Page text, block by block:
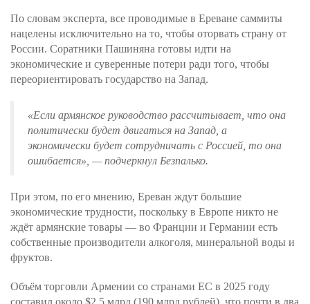
По словам эксперта, все проводимые в Ереване саммиты
нацелены исключительно на то, чтобы оторвать страну от
России. Соратники Пашиняна готовы идти на
экономические и суверенные потери ради того, чтобы
переориентировать государство на Запад.
«Если армянское руководство рассчитывает, что она
политически будет двигаться на Запад, а
экономически будет сотрудничать с Россией, то она
ошибается» , — подчеркнул Безпалько.
При этом, по его мнению, Ереван ждут большие
экономические трудности, поскольку в Европе никто не
ждёт армянские товары — во Франции и Германии есть
собственные производители алкоголя, минеральной воды и
фруктов.
Объём торговли Армении со странами ЕС в 2025 году
составил около $2,5 млрд (190 млрд рублей), что почти в два